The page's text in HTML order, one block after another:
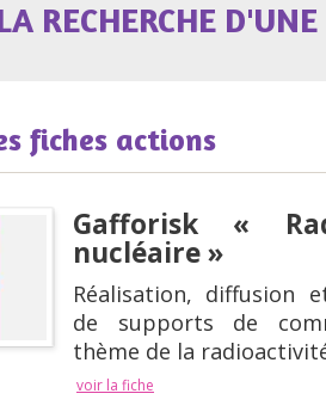
RECHERCHE
fiches actions
Gafforisk «
nucléaire »
Réalisation, diffusion
de supports de
thème de la
voir la fiche